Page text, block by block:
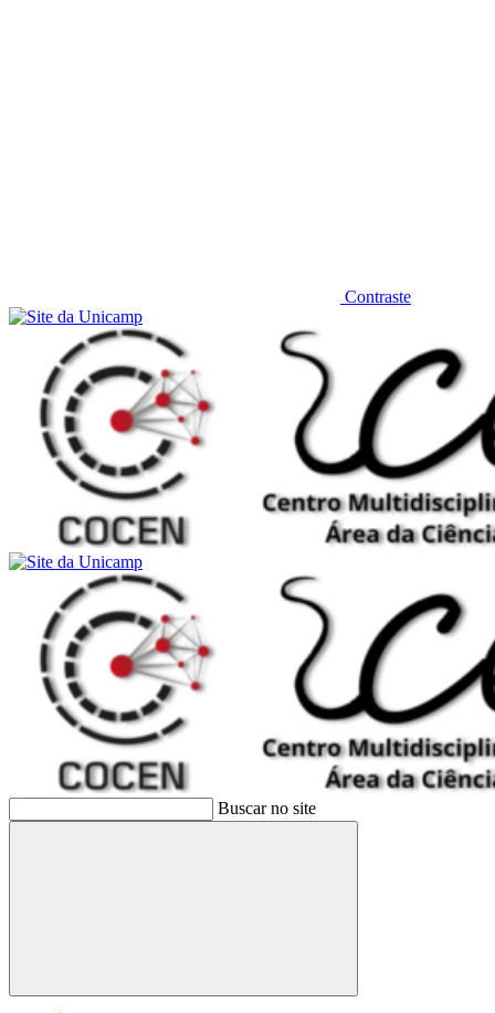
Contraste
Buscar no site
Buscar